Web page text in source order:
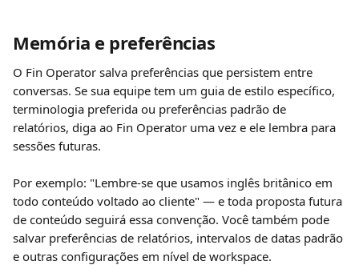
Memória e preferências
O Fin Operator salva preferências que persistem entre
conversas. Se sua equipe tem um guia de estilo específico,
terminologia preferida ou preferências padrão de
relatórios, diga ao Fin Operator uma vez e ele lembra para
sessões futuras.
Por exemplo: "Lembre-se que usamos inglês britânico em
todo conteúdo voltado ao cliente" — e toda proposta futura
de conteúdo seguirá essa convenção. Você também pode
salvar preferências de relatórios, intervalos de datas padrão
e outras configurações em nível de workspace.